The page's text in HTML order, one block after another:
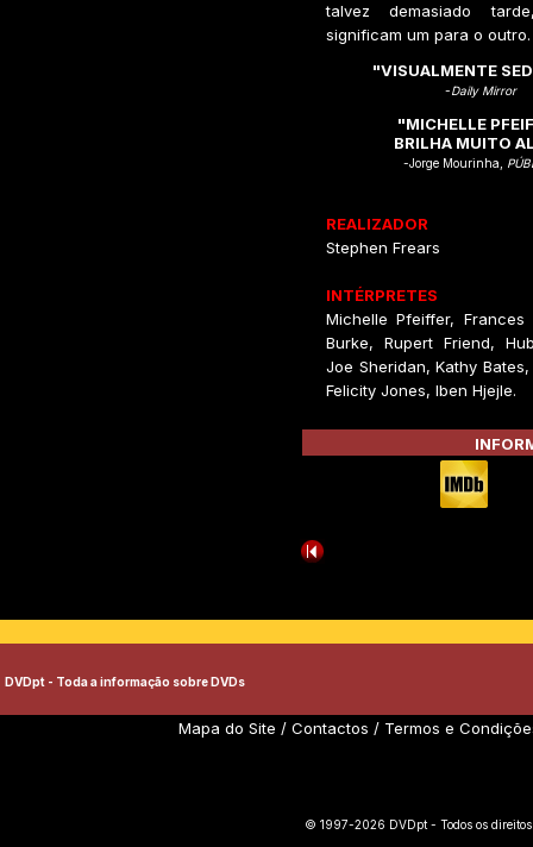
talvez demasiado
significam um para o outro.
"VISUALMENTE
-Daily Mirror
"MICHELLE
BRILHA MUITO
-Jorge Mourinha,
REALIZADOR
Stephen Frears
INTÉRPRETES
Michelle Pfeiffer, Frances
Burke, Rupert Friend,
Joe Sheridan, Kathy
Felicity Jones, Iben Hjejle.
DVDpt - Toda a informação sobre DVDs
Mapa do Site / Contactos / Termos e
© 1997-2026 DVDpt - Todos os direitos